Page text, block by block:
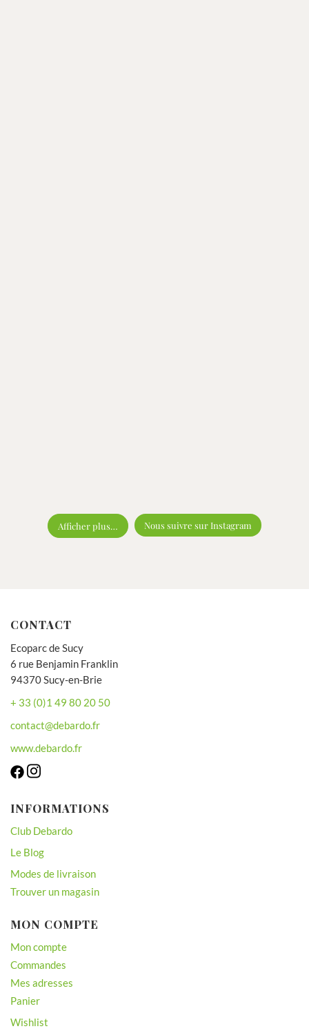
Afficher plus… Nous suivre sur Instagram
CONTACT
Ecoparc de Sucy
6 rue Benjamin Franklin
94370 Sucy-en-Brie
+ 33 (0)1 49 80 20 50
contact@debardo.fr
www.debardo.fr
INFORMATIONS
Club Debardo
Le Blog
Modes de livraison
Trouver un magasin
MON COMPTE
Mon compte
Commandes
Mes adresses
Panier
Wishlist